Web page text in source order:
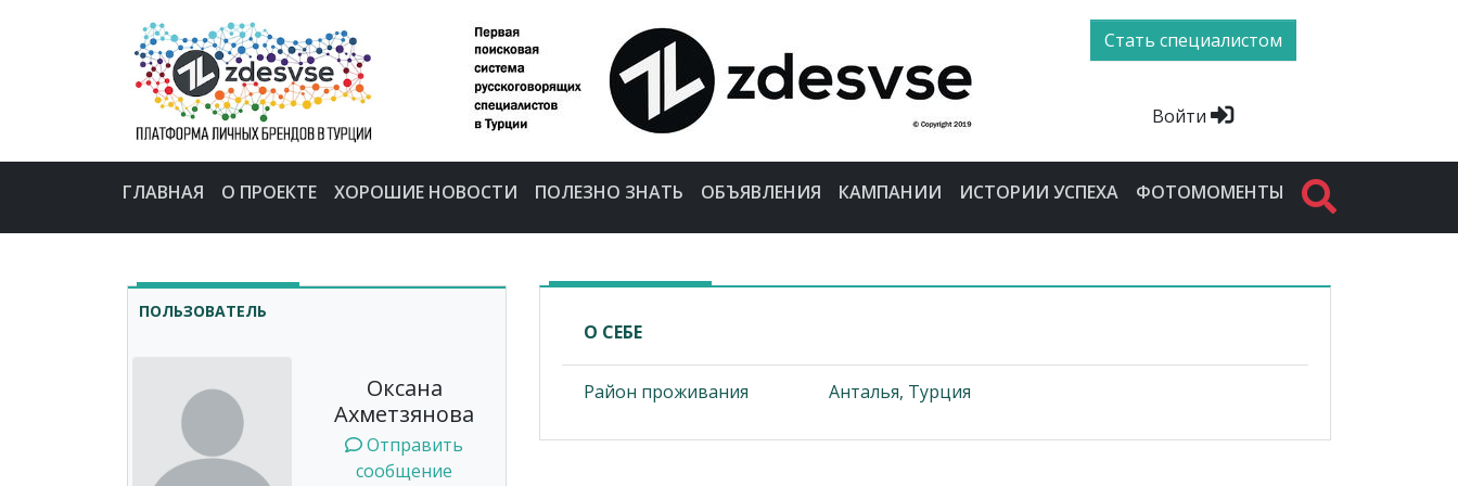
Стать специалистом
Войти
ГЛАВНАЯ О ПРОЕКТЕ ХОРОШИЕ НОВОСТИ ПОЛЕЗНО ЗНАТЬ ОБЪЯВЛЕНИЯ КАМПАНИИ ИСТОРИИ УСПЕХА ФОТОМОМЕНТЫ
ПОЛЬЗОВАТЕЛЬ
Оксана
Ахметзянова
Отправить
сообщение
О СЕБЕ
Район проживания Анталья, Турция